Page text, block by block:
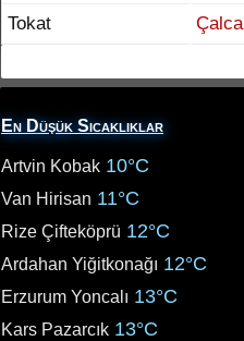
Tokat
Çalca
En Düşük Sıcaklıklar
Artvin Kobak 10°C
Van Hirisan 11°C
Rize Çifteköprü 12°C
Ardahan Yiğitkonağı 12°C
Erzurum Yoncalı 13°C
Kars Pazarcık 13°C